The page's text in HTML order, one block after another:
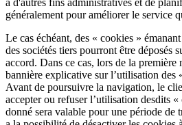
à d'autres fins administratives et de
généralement pour améliorer le service
Le cas échéant, des « cookies »
des sociétés tiers pourront être déposés
accord. Dans ce cas, lors de la première
bannière explicative sur l’utilisation des
Avant de poursuivre la navigation, le
accepter ou refuser l’utilisation desdits
donné sera valable pour une période